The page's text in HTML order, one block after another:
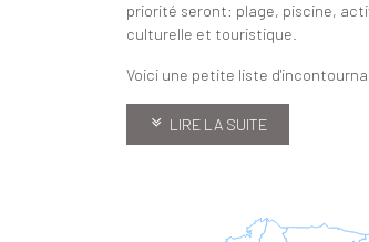
priorité seront: plage, piscine,
culturelle et touristique.
Voici une petite liste
LIRE LA SUITE